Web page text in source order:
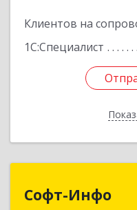
Клиентов на
1С:Специалист
Софт-Инфо